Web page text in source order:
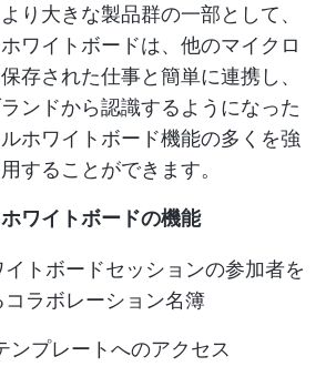
り大きな製品群の一部として、
ワイトボードは、他のマイクロ
存された仕事と簡単に連携し、
ンドから認識するようになった
ホワイトボード機能の多くを強
することができます。
ワイトボードの機能
イトボードセッションの参加者を
ラボレーション名簿
ンプレートへのアクセス